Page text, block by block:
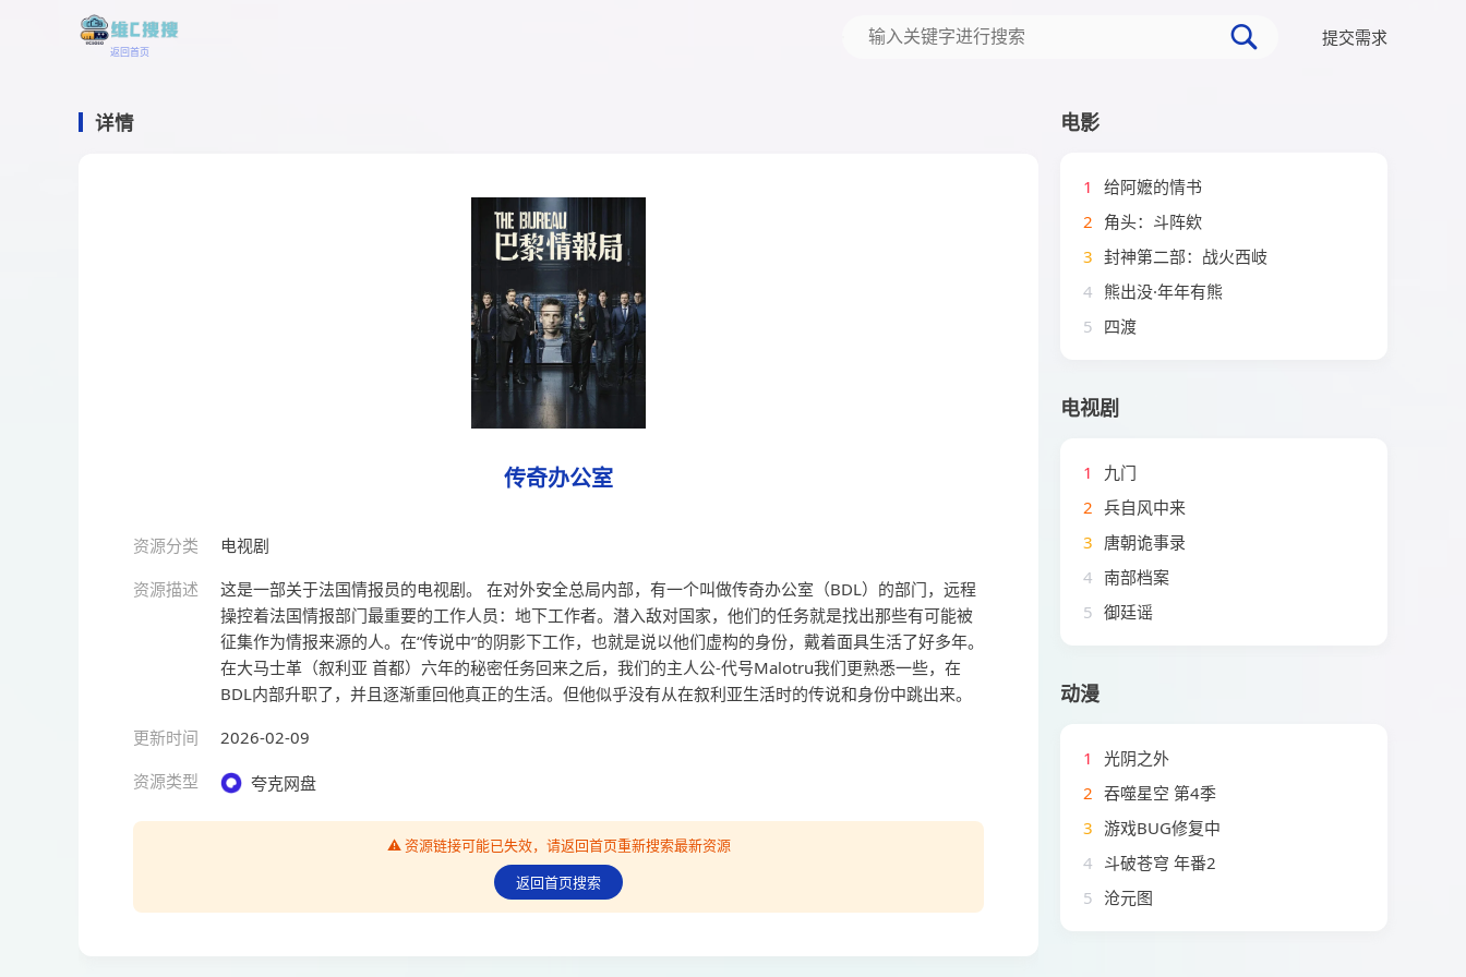
返回首页
提交需求
详情
传奇办公室
资源分类
电视剧
资源描述
这是一部关于法国情报员的电视剧。 在对外安全总局内部，有一个叫做传奇办公室（BDL）的部门，远程
操控着法国情报部门最重要的工作人员：地下工作者。潜入敌对国家，他们的任务就是找出那些有可能被
征集作为情报来源的人。在“传说中”的阴影下工作，也就是说以他们虚构的身份，戴着面具生活了好多年。
在大马士革（叙利亚 首都）六年的秘密任务回来之后，我们的主人公-代号Malotru我们更熟悉一些，在
BDL内部升职了，并且逐渐重回他真正的生活。但他似乎没有从在叙利亚生活时的传说和身份中跳出来。
更新时间
2026-02-09
资源类型
夸克网盘
⚠️ 资源链接可能已失效，请返回首页重新搜索最新资源
返回首页搜索
电影
1
给阿嬷的情书
2 角头：斗阵欸
3 封神第二部：战火西岐
4 熊出没·年年有熊
5 四渡
电视剧
1
九门
2 兵自风中来
3 唐朝诡事录
4 南部档案
5 御廷谣
动漫
1
光阴之外
2 吞噬星空 第4季
3 游戏BUG修复中
4 斗破苍穹 年番2
5 沧元图